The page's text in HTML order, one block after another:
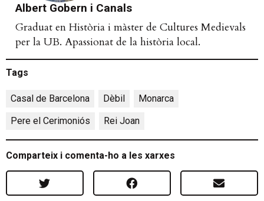
Albert Gobern i Canals
Graduat en Història i màster de Cultures Medievals
per la UB. Apassionat de la història local.
Tags
Casal de Barcelona Dèbil Monarca
Pere el Cerimoniós
Rei Joan
Comparteix i comenta-ho a les xarxes